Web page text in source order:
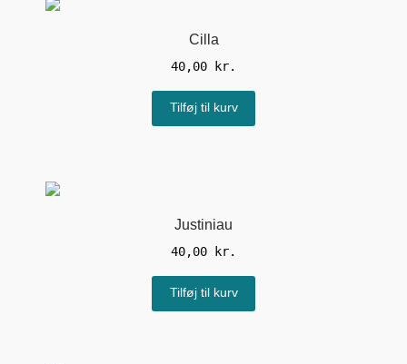
Cilla
40,00 kr.
Tilføj til kurv
Justiniau
40,00 kr.
Tilføj til kurv